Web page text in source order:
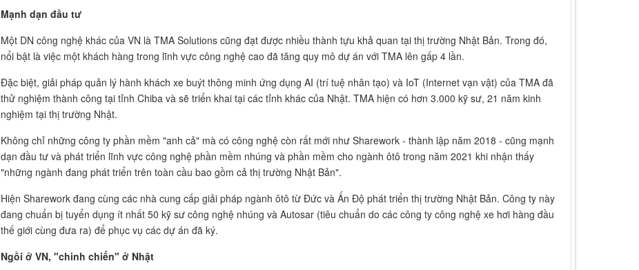
Mạnh dạn đầu tư
Một DN công nghệ khác của VN là TMA Solutions cũng đạt được nhiều thành tựu khả quan tại thị trường Nhật Bản. Trong đó,
nổi bật là việc một khách hàng trong lĩnh vực công nghệ cao đã tăng quy mô dự án với TMA lên gấp 4 lần.
Đặc biệt, giải pháp quản lý hành khách xe buýt thông minh ứng dụng AI (trí tuệ nhân tạo) và IoT (Internet vạn vật) của TMA đã
thử nghiệm thành công tại tỉnh Chiba và sẽ triển khai tại các tỉnh khác của Nhật. TMA hiện có hơn 3.000 kỹ sư, 21 năm kinh
nghiệm tại thị trường Nhật.
Không chỉ những công ty phần mềm "anh cả" mà có công nghệ còn rất mới như Sharework - thành lập năm 2018 - cũng mạnh
dạn đầu tư và phát triển lĩnh vực công nghệ phần mềm nhúng và phần mềm cho ngành ôtô trong năm 2021 khi nhận thấy
"những ngành đang phát triển trên toàn cầu bao gồm cả thị trường Nhật Bản".
Hiện Sharework đang cùng các nhà cung cấp giải pháp ngành ôtô từ Đức và Ấn Độ phát triển thị trường Nhật Bản. Công ty này
đang chuẩn bị tuyển dụng ít nhất 50 kỹ sư công nghệ nhúng và Autosar (tiêu chuẩn do các công ty công nghệ xe hơi hàng đầu
thế giới cùng đưa ra) để phục vụ các dự án đã ký.
Ngồi ở VN, "chinh chiến" ở Nhật